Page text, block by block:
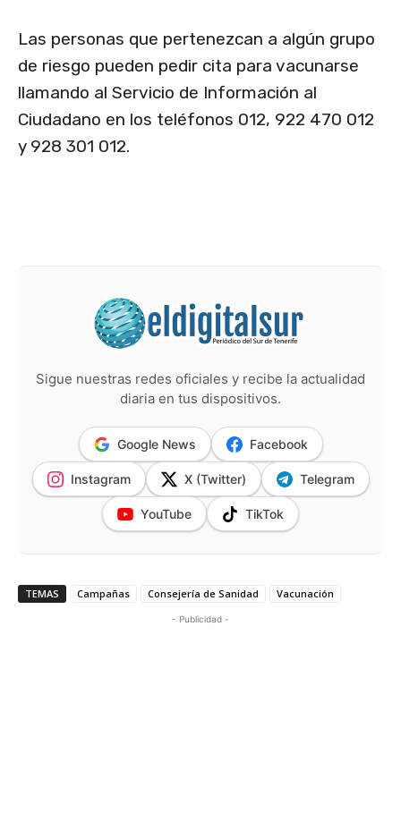
Las personas que pertenezcan a algún grupo
de riesgo pueden pedir cita para vacunarse
llamando al Servicio de Información al
Ciudadano en los teléfonos 012, 922 470 012
y 928 301 012.
Sigue nuestras redes oficiales y recibe la actualidad
diaria en tus dispositivos.
Google News Facebook
Instagram X (Twitter) Telegram
YouTube TikTok
TEMAS Campañas Consejería de Sanidad Vacunación
- Publicidad -